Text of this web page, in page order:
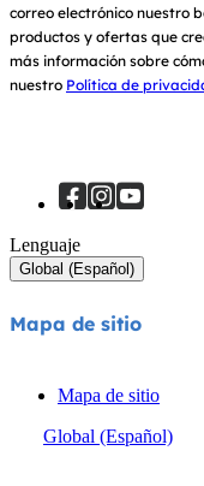
correo electrónico nuestro
productos y ofertas que
más información sobre
nuestro Política de
Lenguaje
Global (Español)
Mapa de sitio
Mapa de sitio
Global (Español)